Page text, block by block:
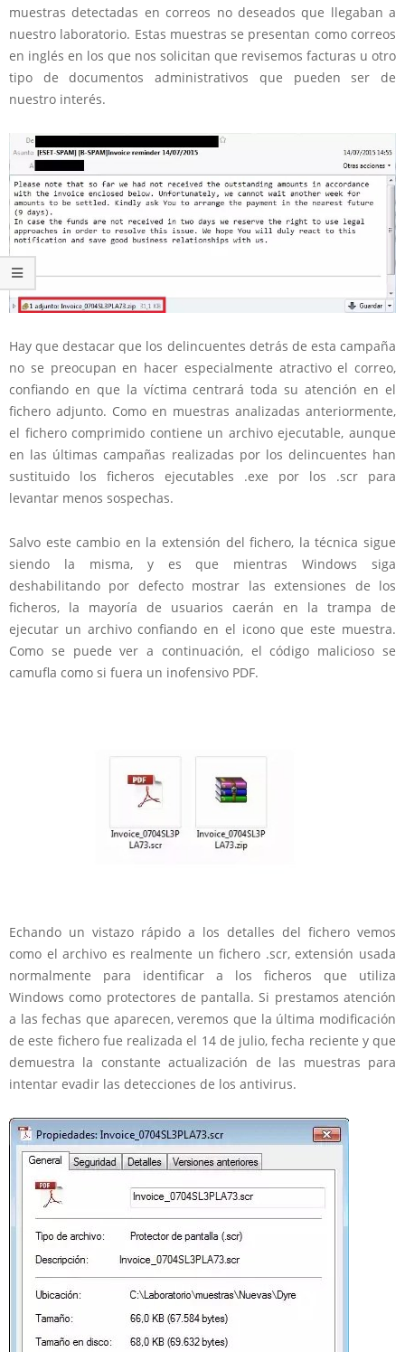
muestras detectadas en correos no deseados que llegaban a
nuestro laboratorio. Estas muestras se presentan como correos
en inglés en los que nos solicitan que revisemos facturas u otro
tipo de documentos administrativos que pueden ser de
nuestro interés.
Hay que destacar que los delincuentes detrás de esta campaña
no se preocupan en hacer especialmente atractivo el correo,
confiando en que la víctima centrará toda su atención en el
fichero adjunto. Como en muestras analizadas anteriormente,
el fichero comprimido contiene un archivo ejecutable, aunque
en las últimas campañas realizadas por los delincuentes han
sustituido los ficheros ejecutables .exe por los .scr para
levantar menos sospechas.
Salvo este cambio en la extensión del fichero, la técnica sigue
siendo la misma, y es que mientras Windows siga
deshabilitando por defecto mostrar las extensiones de los
ficheros, la mayoría de usuarios caerán en la trampa de
ejecutar un archivo confiando en el icono que este muestra.
Como se puede ver a continuación, el código malicioso se
camufla como si fuera un inofensivo PDF.
Echando un vistazo rápido a los detalles del fichero vemos
como el archivo es realmente un fichero .scr, extensión usada
normalmente para identificar a los ficheros que utiliza
Windows como protectores de pantalla. Si prestamos atención
a las fechas que aparecen, veremos que la última modificación
de este fichero fue realizada el 14 de julio, fecha reciente y que
demuestra la constante actualización de las muestras para
intentar evadir las detecciones de los antivirus.